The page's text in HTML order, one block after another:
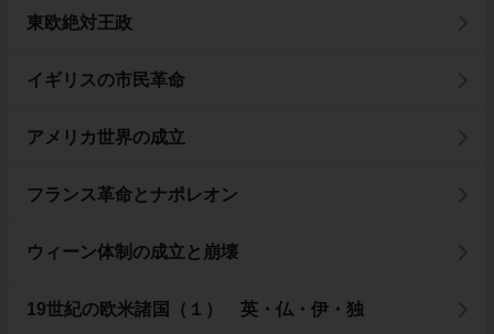
東欧絶対王政
イギリスの市民革命
アメリカ世界の成立
フランス革命とナポレオン
ウィーン体制の成立と崩壊
19世紀の欧米諸国（１） 英・仏・伊・独